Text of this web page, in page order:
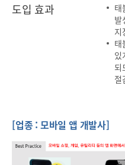
도입 효과
태
발
지
태
있
되
절
[업종 : 모바일 앱 개발사]